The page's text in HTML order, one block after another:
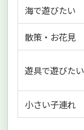
海で遊びたい
散策・お花見
遊具で遊びたい
小さい子連れ